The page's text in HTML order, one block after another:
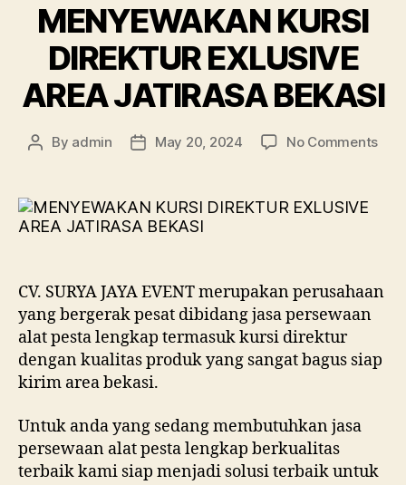
MENYEWAKAN KURSI
DIREKTUR EXLUSIVE
AREA JATIRASA BEKASI
Post
By admin
PostMay 20, 2024 No Commentson
CV. SURYA JAYA EVENT merupakan perusahaan
yang bergerak pesat dibidang jasa persewaan
alat pesta lengkap termasuk kursi direktur
dengan kualitas produk yang sangat bagus siap
kirim area bekasi.
Untuk anda yang sedang membutuhkan jasa
persewaan alat pesta lengkap berkualitas
terbaik kami siap menjadi solusi terbaik untuk